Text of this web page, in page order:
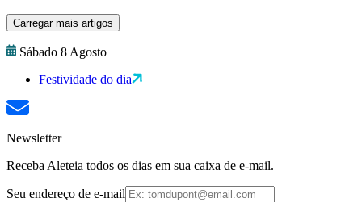
Carregar mais artigos
Sábado 8 Agosto
Festividade do dia
Newsletter
Receba Aleteia todos os dias em sua caixa de e-mail.
Seu endereço de e-mail